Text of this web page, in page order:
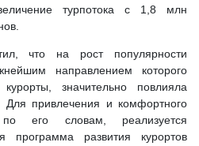
турпотока с 1,8 млн
что на рост популярности
направлением которого
значительно повлияла
Для привлечения и комфортного
его словам, реализуется
программа развития курортов